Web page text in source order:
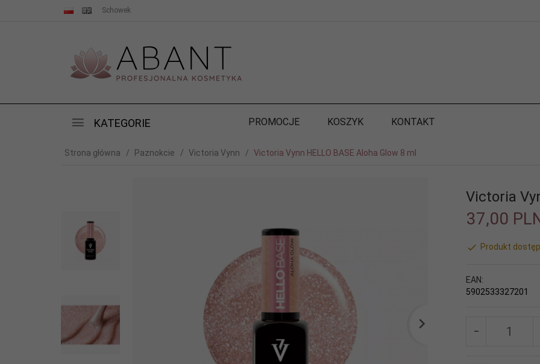
Schowek
KATEGORIE PROMOCJE KOSZYK KONTAKT
Strona główna Paznokcie Victoria Vynn Victoria Vynn HELLO BASE Aloha Glow 8 ml
Victoria
37,00
Produkt
EAN:
5902533327201